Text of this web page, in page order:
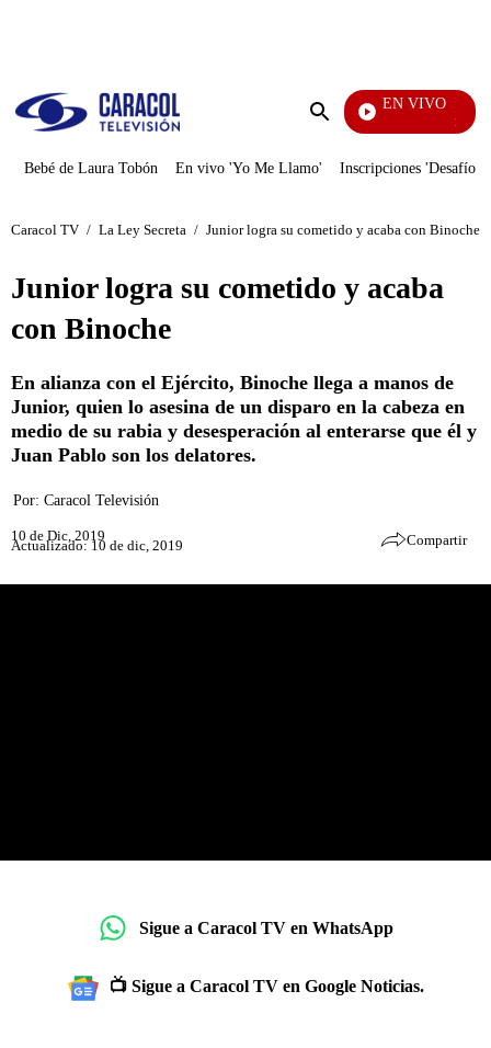
Enviar
EN VIVO
Noticias
Bebé de Laura Tobón En vivo 'Yo Me Llamo' Inscripciones 'Desafío'
Caracol TV / La Ley Secreta / Junior logra su cometido y acaba con Binoche
Junior logra su cometido y acaba
con Binoche
En alianza con el Ejército, Binoche llega a manos de
Junior, quien lo asesina de un disparo en la cabeza en
medio de su rabia y desesperación al enterarse que él y
Juan Pablo son los delatores.
Por: Caracol Televisión
10 de Dic, 2019
Actualizado: 10 de dic, 2019 Compartir
Sigue a Caracol TV en WhatsApp
📺 Sigue a Caracol TV en Google Noticias.